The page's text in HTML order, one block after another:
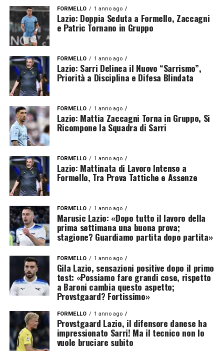
FORMELLO 1 anno ago
Lazio: Doppia Seduta a Formello, Zaccagni
e Patric Tornano in Gruppo
FORMELLO 1 anno ago
Lazio: Sarri Delinea il Nuovo “Sarrismo”,
Priorità a Disciplina e Difesa Blindata
FORMELLO 1 anno ago
Lazio: Mattia Zaccagni Torna in Gruppo, Si
Ricompone la Squadra di Sarri
FORMELLO 1 anno ago
Lazio: Mattinata di Lavoro Intenso a
Formello, Tra Prova Tattiche e Assenze
FORMELLO 1 anno ago
Marusic Lazio: «Dopo tutto il lavoro della
prima settimana una buona prova;
stagione? Guardiamo partita dopo partita»
FORMELLO 1 anno ago
Gila Lazio, sensazioni positive dopo il primo
test: «Possiamo fare grandi cose, rispetto
a Baroni cambia questo aspetto;
Provstgaard? Fortissimo»
FORMELLO 1 anno ago
Provstgaard Lazio, il difensore danese ha
impressionato Sarri! Ma il tecnico non lo
vuole bruciare subito